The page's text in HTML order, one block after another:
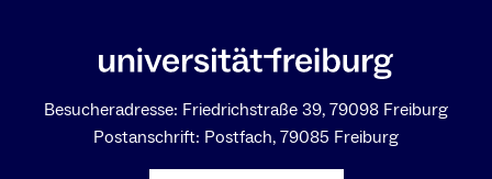
Besucheradresse: Friedrichstraße 39, 79098 Freiburg
Postanschrift: Postfach, 79085 Freiburg